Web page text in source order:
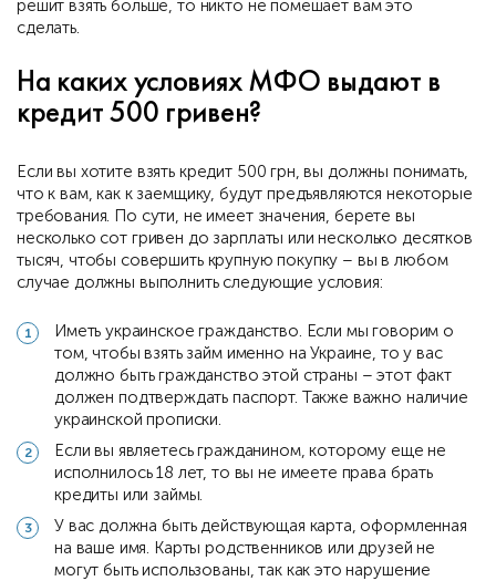
решит взять больше, то никто не помешает вам это
сделать.
На каких условиях МФО выдают в
кредит 500 гривен?
Если вы хотите взять кредит 500 грн, вы должны понимать,
что к вам, как к заемщику, будут предъявляются некоторые
требования. По сути, не имеет значения, берете вы
несколько сот гривен до зарплаты или несколько десятков
тысяч, чтобы совершить крупную покупку – вы в любом
случае должны выполнить следующие условия:
Иметь украинское гражданство. Если мы говорим о
том, чтобы взять займ именно на Украине, то у вас
должно быть гражданство этой страны – этот факт
должен подтверждать паспорт. Также важно наличие
украинской прописки.
Если вы являетесь гражданином, которому еще не
исполнилось 18 лет, то вы не имеете права брать
кредиты или займы.
У вас должна быть действующая карта, оформленная
на ваше имя. Карты родственников или друзей не
могут быть использованы, так как это нарушение